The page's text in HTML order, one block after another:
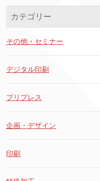
カテゴリー
その他・セミナー
デジタル印刷
プリプレス
企画・デザイン
印刷